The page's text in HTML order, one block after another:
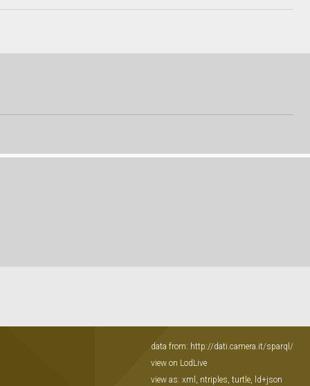
data from: http://dati.camera.it/sparql/
view on LodLive
view as: xml , ntriples, turtle, ld+json